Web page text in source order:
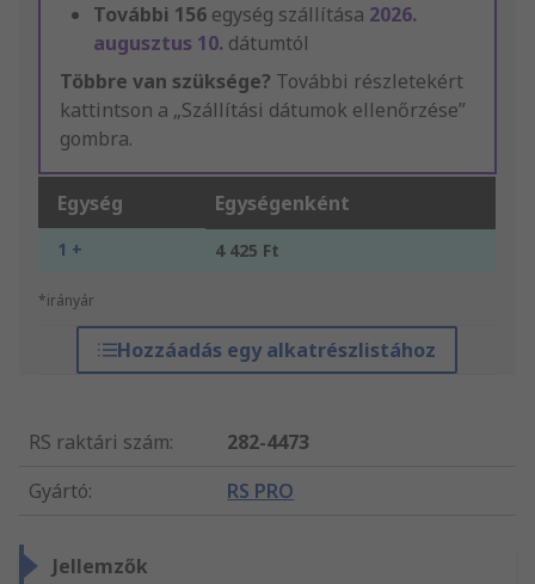
További 156 egység szállítása 2026.
augusztus 10. dátumtól
Többre van szüksége? További részletekért
kattintson a „Szállítási dátumok ellenőrzése”
gombra.
Egység Egységenként
1 + 4 425 Ft
*irányár
Hozzáadás egy alkatrészlistához
RS raktári szám:
282-4473
Gyártó: RS PRO
Jellemzők